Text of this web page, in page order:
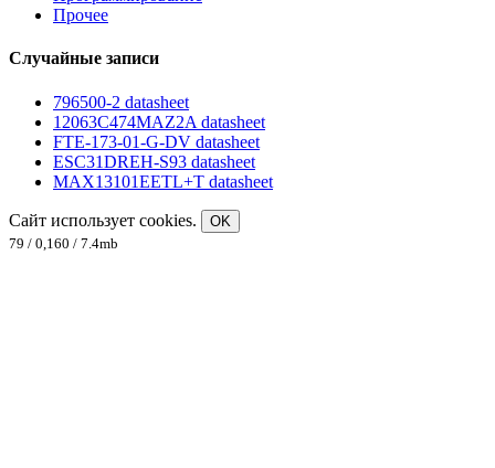
Прочее
Случайные записи
796500-2 datasheet
12063C474MAZ2A datasheet
FTE-173-01-G-DV datasheet
ESC31DREH-S93 datasheet
MAX13101EETL+T datasheet
Сайт использует cookies.
OK
79 / 0,160 / 7.4mb